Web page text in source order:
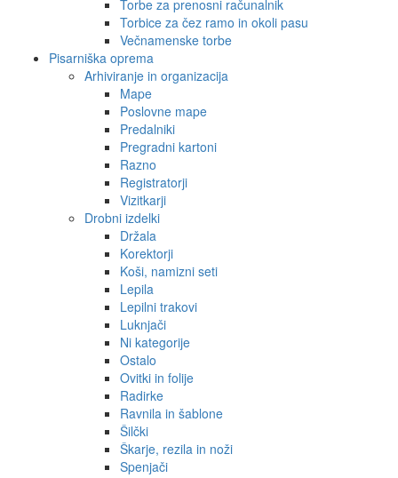
Torbe za prenosni računalnik
Torbice za čez ramo in okoli pasu
Večnamenske torbe
Pisarniška oprema
Arhiviranje in organizacija
Mape
Poslovne mape
Predalniki
Pregradni kartoni
Razno
Registratorji
Vizitkarji
Drobni izdelki
Držala
Korektorji
Koši, namizni seti
Lepila
Lepilni trakovi
Luknjači
Ni kategorije
Ostalo
Ovitki in folije
Radirke
Ravnila in šablone
Šilčki
Škarje, rezila in noži
Spenjači